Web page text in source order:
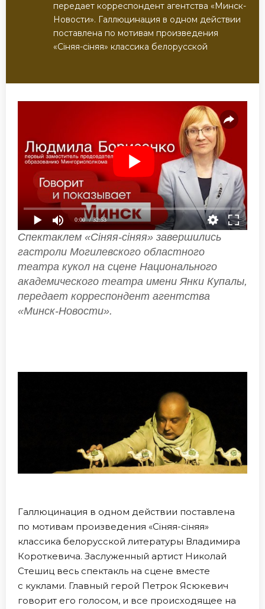
передает корреспондент агентства «Минск-
Новости». Галлюцинация в одном действии
поставлена по мотивам произведения
«Сіняя-сіняя» классика белорусской
0:00 / 32:53
Спектаклем «Сiняя-сiняя» завершились
гастроли Могилевского областного
театра кукол на сцене Национального
академического театра имени Янки Купалы,
передает корреспондент агентства
«Минск-Новости».
Галлюцинация в одном действии поставлена
по мотивам произведения «Сіняя-сіняя»
классика белорусской литературы Владимира
Короткевича. Заслуженный артист Николай
Стешиц весь спектакль на сцене вместе
с куклами. Главный герой Петрок Ясюкевич
говорит его голосом, и все происходящее на